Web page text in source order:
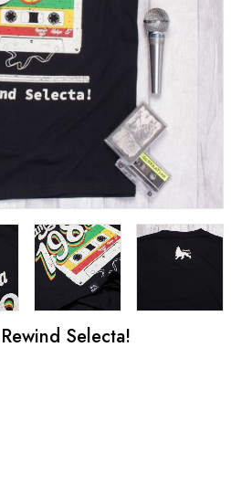
Selecta!